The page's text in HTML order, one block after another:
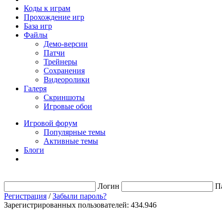
Коды к играм
Прохождение игр
База игр
Файлы
Демо-версии
Патчи
Трейнеры
Сохранения
Видеоролики
Галеря
Скриншоты
Игровые обои
Игровой форум
Популярные темы
Активные темы
Блоги
Логин
Регистрация /Забыли пароль?
Зарегистрированных пользователей: 434.946